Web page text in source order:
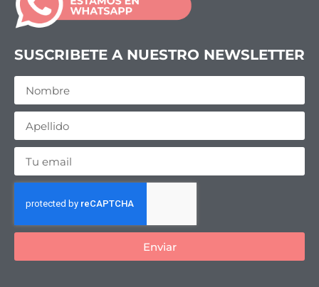
SUSCRIBETE A NUESTRO NEWSLETTER
Enviar